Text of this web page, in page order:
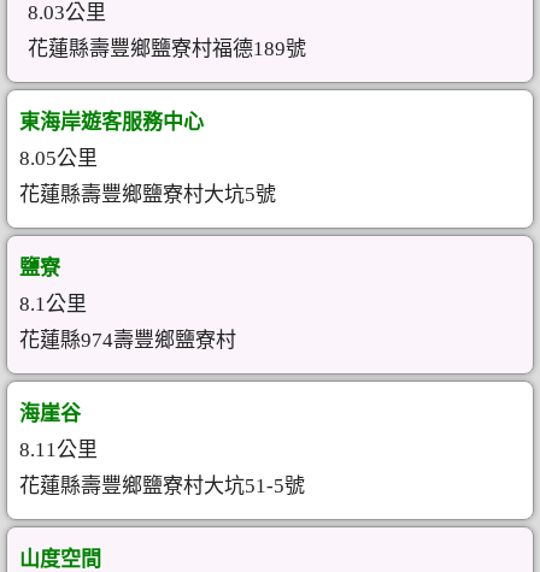
8.03公里
花蓮縣壽豐鄉鹽寮村福德189號
東海岸遊客服務中心
8.05公里
花蓮縣壽豐鄉鹽寮村大坑5號
鹽寮
8.1公里
花蓮縣974壽豐鄉鹽寮村
海崖谷
8.11公里
花蓮縣壽豐鄉鹽寮村大坑51-5號
山度空間